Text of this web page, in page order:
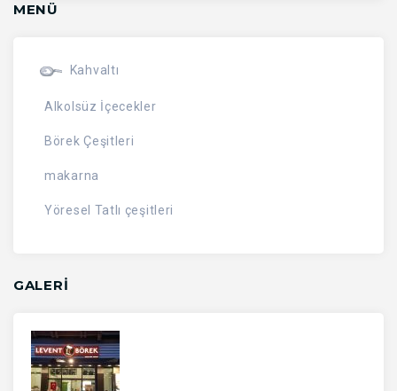
MENÜ
Kahvaltı
Alkolsüz İçecekler
Börek Çeşitleri
makarna
Yöresel Tatlı çeşitleri
GALERİ